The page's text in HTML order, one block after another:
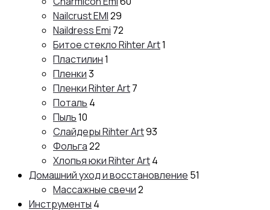
Nailcrust EMI29
Naildress Emi 72
Битое стекло Rihter Art1
Пластилин1
Пленки3
Пленки Rihter Art7
Поталь 4
Пыль10
Слайдеры Rihter Art93
Фольга22
Хлопья юки Rihter Art4
Домашний уход и восстановление 51
Массажные свечи2
Инструменты 4